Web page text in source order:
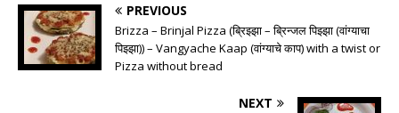
PREVIOUS
Brizza – Brinjal Pizza (ब्रिझ्झा – ब्रिन्जल पिझ्झा (वांग्याचा
पिझ्झा)) – Vangyache Kaap (वांग्याचे काप) with a twist or
Pizza without bread
NEXT